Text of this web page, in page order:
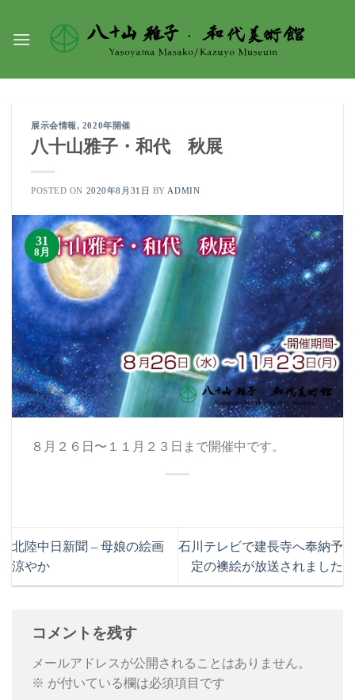
content
展示会情報, 2020年開催
八十山雅子・和代 秋展
POSTED ON 2020年8月31日 BY ADMIN
31
8月
８月２６日〜１１月２３日まで開催中です。
北陸中日新聞 – 母娘の絵画
涼やか
石川テレビで建長寺へ奉納予
定の襖絵が放送されました
コメントを残す
メールアドレスが公開されることはありません。
※ が付いている欄は必須項目です